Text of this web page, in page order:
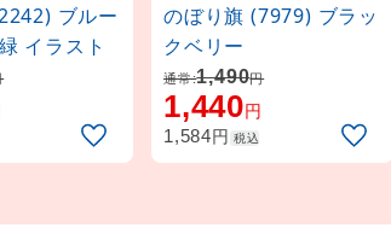
ブルー
イラスト
のぼり旗 (7979) ブラッ
クベリー
通常:1,490円
1,440円
1,584円 税込